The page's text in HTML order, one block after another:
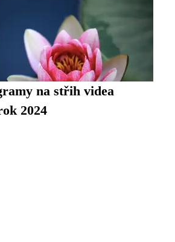
na střih videa
2024